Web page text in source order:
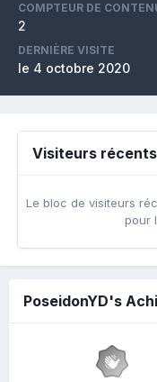
COMPTEUR DE
2
DERNIÈRE VISITE
le 4 octobre 2020
Visiteurs
Le bloc de visiteurs
pour
PoseidonYD's